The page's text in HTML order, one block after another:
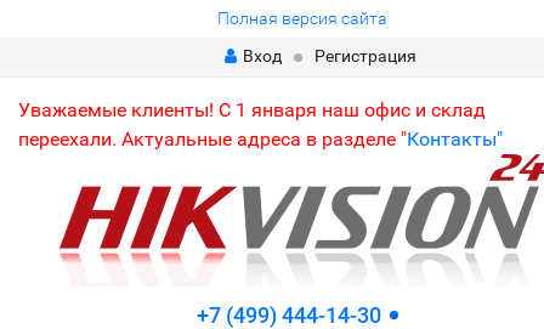
Полная версия сайта
Вход
Регистрация
Уважаемые клиенты! С 1 января наш офис и склад
переехали. Актуальные адреса в разделе "Контакты"
+7 (499) 444-14-30